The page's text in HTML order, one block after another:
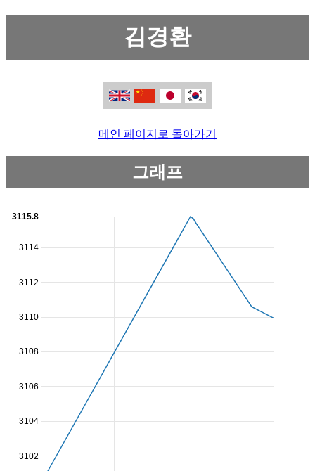
김경환
메인 페이지로 돌아가기
그래프
3102
3104
3106
3108
3110
3112
3114
3115.8